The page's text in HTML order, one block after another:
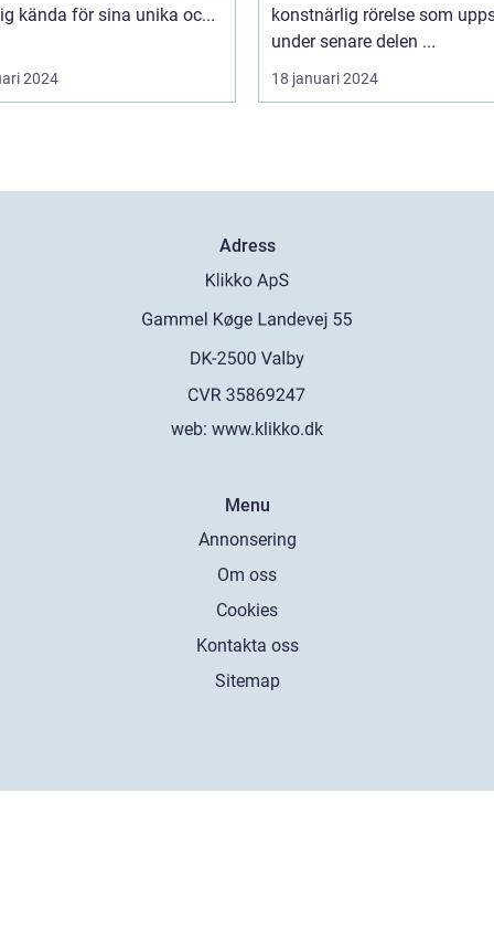
kända för sina unika oc...
2024
konstnärlig rörelse som
under senare delen ...
18 januari 2024
Adress
web: www.klikko.dk
Menu
Annonsering
Om oss
Cookies
Kontakta oss
Sitemap